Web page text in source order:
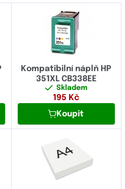
Kompatibilní náplň HP
351XL CB338EE
Skladem
195 Kč
Koupit